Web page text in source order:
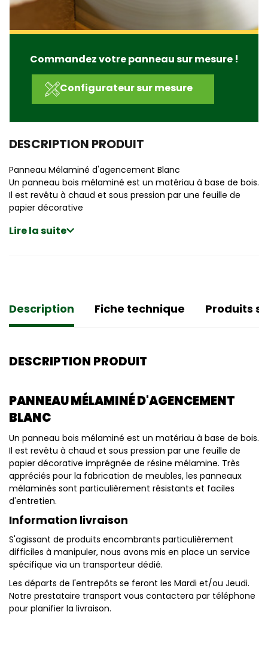
Commandez votre panneau sur mesure !
Configurateur sur mesure
DESCRIPTION PRODUIT
Panneau Mélaminé d'agencement Blanc
Un panneau bois mélaminé est un matériau à base de bois.
Il est revêtu à chaud et sous pression par une feuille de
papier décorative
Lire la suite
Description Fiche technique Produits
DESCRIPTION PRODUIT
PANNEAU MÉLAMINÉ D'AGENCEMENT
BLANC
Un panneau bois mélaminé est un matériau à base de bois.
Il est revêtu à chaud et sous pression par une feuille de
papier décorative imprégnée de résine mélamine. Très
appréciés pour la fabrication de meubles, les panneaux
mélaminés sont particulièrement résistants et faciles
d'entretien.
Information livraison
S'agissant de produits encombrants particulièrement
difficiles à manipuler, nous avons mis en place un service
spécifique via un transporteur dédié.
Les départs de l'entrepôts se feront les Mardi et/ou Jeudi.
Notre prestataire transport vous contactera par téléphone
pour planifier la livraison.